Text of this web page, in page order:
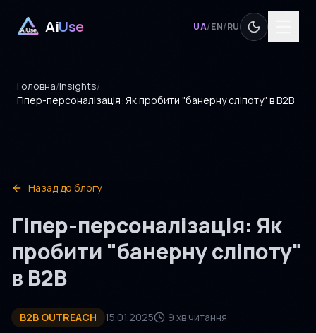
AiUse UA/EN/RU
Головна/Insights/
Гіпер-персоналізація: Як пробити "банерну сліпоту" в B2B
Назад до блогу
Гіпер-персоналізація: Як
пробити "банерну сліпоту"
в B2B
B2B OUTREACH 15.01.2025 9 хв читання